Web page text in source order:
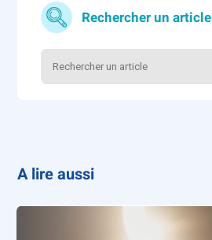
Rechercher un article
A lire aussi